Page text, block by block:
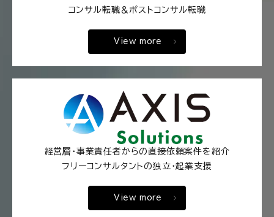
コンサル転職＆ポストコンサル転職
View more
経営層・事業責任者からの直接依頼案件を紹介
フリーコンサルタントの独立・起業支援
View more